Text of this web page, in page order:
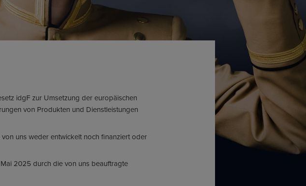
idgF zur Umsetzung der europäischen
von Produkten und Dienstleistungen
uns weder entwickelt noch finanziert oder
2025 durch die von uns beauftragte